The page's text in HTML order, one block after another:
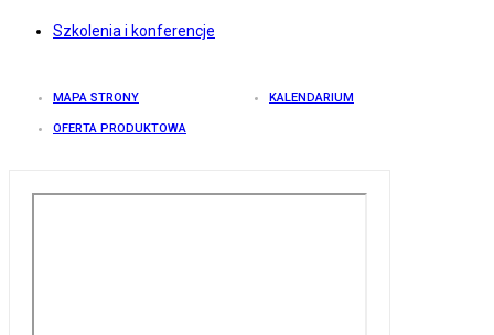
Szkolenia i konferencje
MAPA STRONY KALENDARIUM
OFERTA PRODUKTOWA